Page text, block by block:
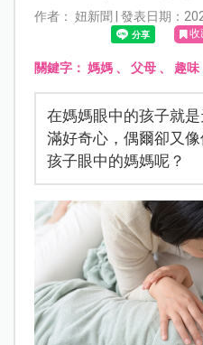
作者： 妞新聞 | 發表日期：
收
關鍵字： 媽媽、 父母、 趣味
在媽媽眼中的孩子就
滿好奇心，偶爾卻又
孩子眼中的媽媽呢？